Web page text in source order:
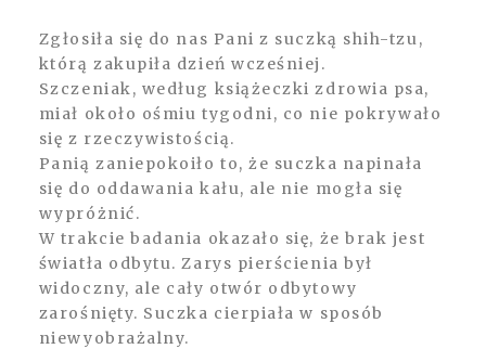
POST COMMENT
Zgłosiła się do nas Pani z suczką shih-tzu,
którą zakupiła dzień wcześniej.
Szczeniak, według książeczki zdrowia psa,
miał około ośmiu tygodni, co nie pokrywało
się z rzeczywistością.
Panią zaniepokoiło to, że suczka napinała
się do oddawania kału, ale nie mogła się
wypróżnić.
W trakcie badania okazało się, że brak jest
światła odbytu. Zarys pierścienia był
widoczny, ale cały otwór odbytowy
zarośnięty. Suczka cierpiała w sposób
niewyobrażalny.